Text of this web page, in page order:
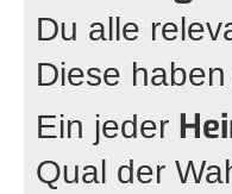
Du alle
Diese
Ein jeder
Qual der